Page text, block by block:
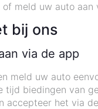
of meld uw auto aan
bij ons
via de app
meld uw auto
tijd biedingen van
accepteer het via